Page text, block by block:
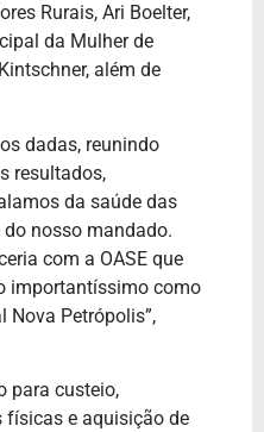
Rurais, Ari Boelter,
da Mulher de
além de
dadas, reunindo
resultados,
da saúde das
nosso mandado.
com a OASE que
importantíssimo como
Nova Petrópolis”,
para custeio,
físicas e aquisição de